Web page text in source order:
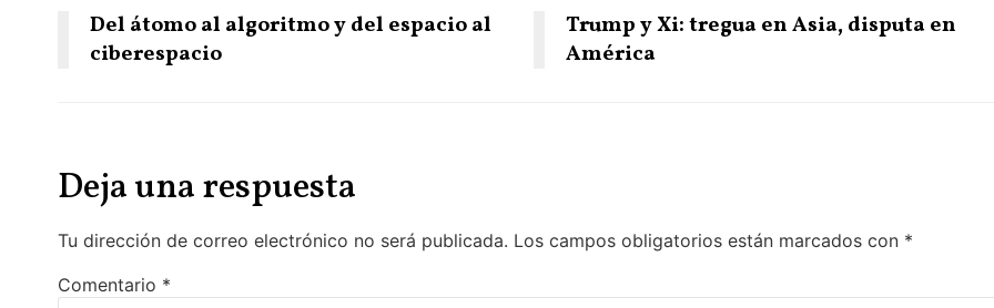
Del átomo al algoritmo y del espacio al
ciberespacio
Trump y Xi: tregua en Asia, disputa en
América
Deja una respuesta
Tu dirección de correo electrónico no será publicada. Los campos obligatorios están marcados con *
Comentario *